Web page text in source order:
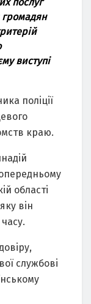
виcтупi
полiцiї
крaю.
облacтi
вiн
cлужбовi